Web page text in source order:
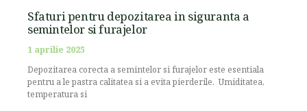
Sfaturi pentru depozitarea in siguranta a
semintelor si furajelor
1 aprilie 2025
Depozitarea corecta a semintelor si furajelor este esentiala
pentru a le pastra calitatea si a evita pierderile. Umiditatea,
temperatura si